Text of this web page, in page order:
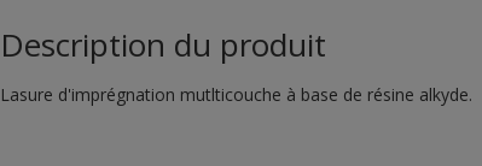
Description du produit
Lasure d'imprégnation mutlticouche à base de résine alkyde.